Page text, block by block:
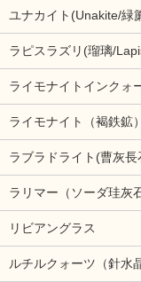
ユナカイト(Unakite/緑
ラピスラズリ(瑠璃/
ライモナイトインク
ライモナイト（褐鉄鉱）
ラブラドライト(曹灰
ラリマー（ソーダ珪灰
リビアングラス
ルチルクォーツ（針水